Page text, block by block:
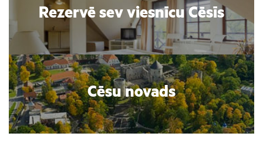
Rezervē sev viesnīcu Cēsīs
Cēsu novads